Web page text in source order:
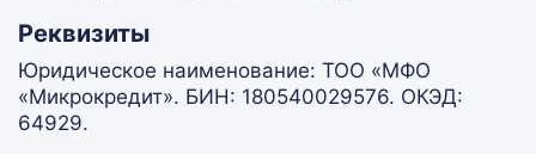
Реквизиты
Юридическое наименование: ТОО «МФО
«Микрокредит». БИН: 180540029576. ОКЭД:
64929.